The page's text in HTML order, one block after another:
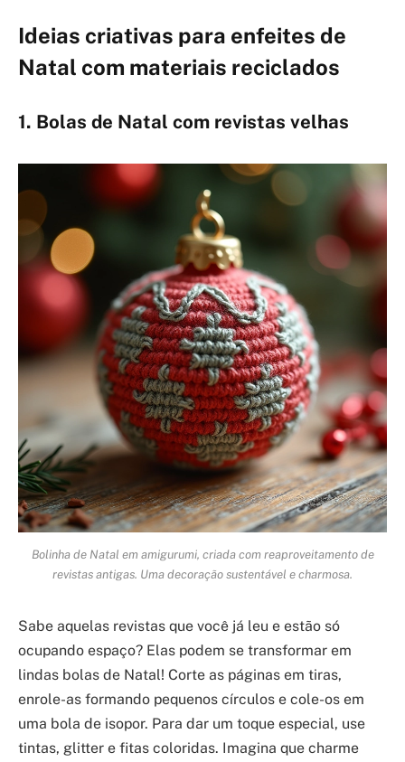
Ideias criativas para enfeites de
Natal com materiais reciclados
1. Bolas de Natal com revistas velhas
Bolinha de Natal em amigurumi, criada com reaproveitamento de
revistas antigas. Uma decoração sustentável e charmosa.
Sabe aquelas revistas que você já leu e estão só
ocupando espaço? Elas podem se transformar em
lindas bolas de Natal! Corte as páginas em tiras,
enrole-as formando pequenos círculos e cole-os em
uma bola de isopor. Para dar um toque especial, use
tintas, glitter e fitas coloridas. Imagina que charme